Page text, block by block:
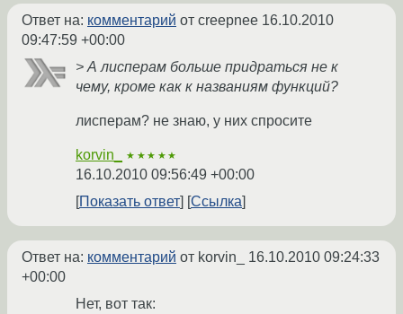
Ответ на: комментарий от creepnee 16.10.2010
09:47:59 +00:00
> А лисперам больше придраться не к
чему, кроме как к названиям функций?
лисперам? не знаю, у них спросите
korvin_ ★★★★★
16.10.2010 09:56:49 +00:00
Показать ответ
Ссылка
Ответ на: комментарий от korvin_ 16.10.2010 09:24:33
+00:00
Нет, вот так: